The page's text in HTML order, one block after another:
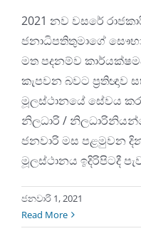
2021 නව වසරේ
ජනාධිපතිතුමාගේ
මත පදනම්ව
කැපවන බවට ප්‍රතිඥාව
මූලස්ථානයේ සේවය
නිලධාරි /
ජනවාරි මස පළමුවන
මූලස්ථානය ඉදිරිපිටදී
ජනවාරි 1, 2021
Read More